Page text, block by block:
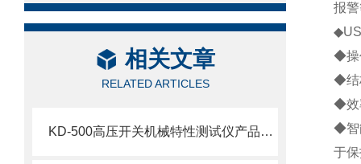
相关文章
RELATED ARTICLES
KD-500高压开关机械特性测试仪产品介绍
报
◆
◆操
◆结
◆效
◆智
于